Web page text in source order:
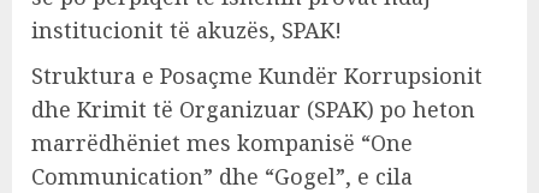
institucionit të akuzës, SPAK!
Struktura e Posaçme Kundër Korrupsionit
dhe Krimit të Organizuar (SPAK) po heton
marrëdhëniet mes kompanisë “One
Communication” dhe “Gogel”, e cila